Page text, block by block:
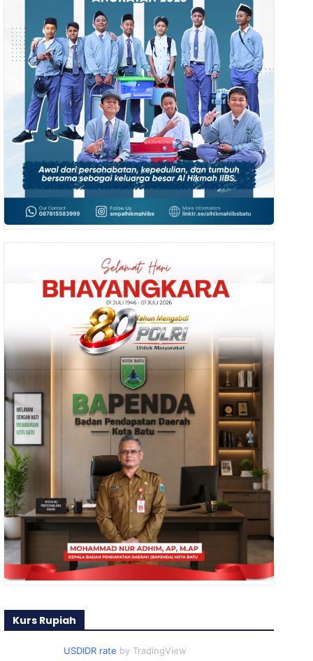
Kurs Rupiah
USDIDR rate by TradingView